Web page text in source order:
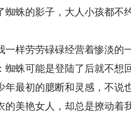
蛛的影子，大人小孩都不
样劳劳碌碌经营着惨淡的
蛛可能是登陆了后就不想
最初的臆断和灵感，不说
美艳女人，却总是撩动着